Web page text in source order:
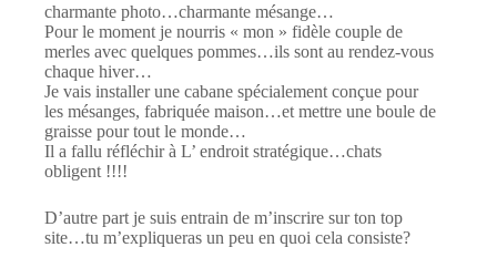
charmante photo…charmante mésange…
Pour le moment je nourris « mon » fidèle couple de
merles avec quelques pommes…ils sont au rendez-vous
chaque hiver…
Je vais installer une cabane spécialement conçue pour
les mésanges, fabriquée maison…et mettre une boule de
graisse pour tout le monde…
Il a fallu réfléchir à L’ endroit stratégique…chats
obligent !!!!
D’autre part je suis entrain de m’inscrire sur ton top
site…tu m’expliqueras un peu en quoi cela consiste?